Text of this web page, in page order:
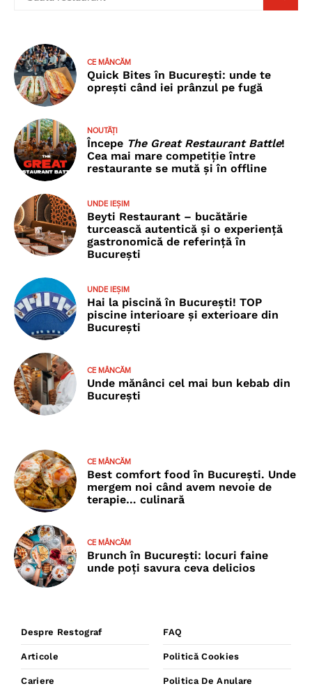
CE MÂNCĂM
Quick Bites în București: unde te
oprești când iei prânzul pe fugă
NOUTĂȚI
Începe The Great Restaurant Battle!
Cea mai mare competiție între
restaurante se mută și în offline
UNDE IEȘIM
Beyti Restaurant – bucătărie
turcească autentică și o experiență
gastronomică de referință în
București
UNDE IEȘIM
Hai la piscină în București! TOP
piscine interioare și exterioare din
București
CE MÂNCĂM
Unde mănânci cel mai bun kebab din
București
CE MÂNCĂM
Best comfort food în București. Unde
mergem noi când avem nevoie de
terapie… culinară
CE MÂNCĂM
Brunch în București: locuri faine
unde poţi savura ceva delicios
Despre Restograf
Articole
Cariere
FAQ
Politică Cookies
Politica De Anulare